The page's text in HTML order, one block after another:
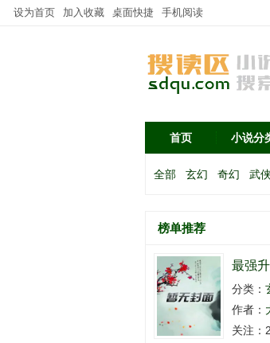
设为首页 加入收藏 桌面快捷 手机阅读
首页 小说分
全部 玄幻 奇幻 武
榜单推荐
最强
分类：
作者：
关注：